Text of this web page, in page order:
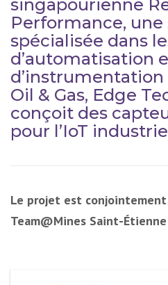
singapourienne
Performance, une
spécialisée dans
d’automatisation
d’instrumentation
Oil & Gas, Edge
conçoit des
pour l’IoT
Le projet est conjointement
Team@Mines Saint-